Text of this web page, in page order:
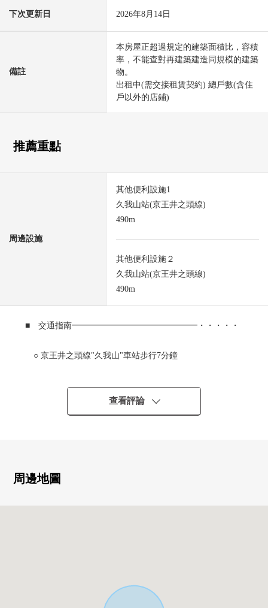
下次更新日 2026年8月14日
備註
本房屋正超過規定的建築面積比，容積
率，不能查對再建築建造同規模的建築
物。
出租中(需交接租賃契約) 總戶數(含住
戶以外的店鋪)
推薦重點
周邊設施
其他便利設施1
久我山站(京王井之頭線)
490m
其他便利設施２
久我山站(京王井之頭線)
490m
■ 交通指南━━━━━━━━━━━━━━━・・・・・
○ 京王井之頭線"久我山"車站步行7分鐘
■ 推薦重點━━━━━━━━━━━━━━━・・・・・
0 閒靜的住宅區
0 出借部分<1R*3戶>
查看評論
周邊地圖